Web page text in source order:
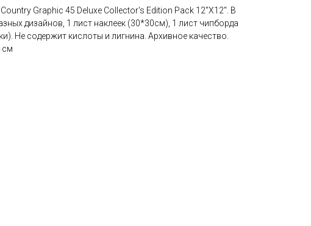
Graphic 45 Deluxe Collector's Edition Pack 12"X12". В
дизайнов, 1 лист наклеек (30*30см), 1 лист чипборда
Не содержит кислоты и лигнина. Архивное качество.
см